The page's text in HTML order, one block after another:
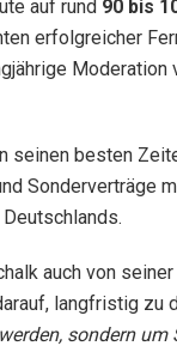
auf rund 90 bis
erfolgreicher
Moderation
seinen besten
Sonderverträge
auch von
langfristig zu
sondern